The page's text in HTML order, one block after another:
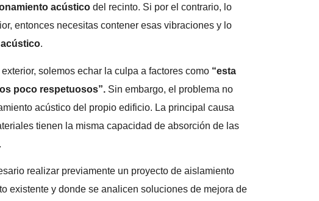
acústicodel recinto. Si por el contrario, lo
entonces necesitas contener esas vibraciones y lo
.
solemos echar la culpa a factores como “esta
poco respetuosos”.Sin embargo, el problema no
acústico del propio edificio. La principal causa
tienen la misma capacidad de absorción de las
realizar previamente un proyecto de aislamiento
existente y donde se analicen soluciones de mejora de